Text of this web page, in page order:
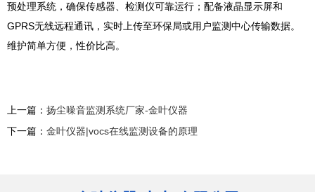
预处理系统，确保传感器、检测仪可靠运行；配备液晶显示屏和
GPRS无线远程通讯，实时上传至环保局或用户监测中心传输数据。
维护简单方便，性价比高。
上一篇： 扬尘噪音监测系统厂家-金叶仪器
下一篇： 金叶仪器|vocs在线监测设备的原理